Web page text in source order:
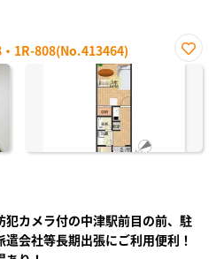
1R-808(No.413464)
お気
犯カメラ付の中津駅前目の前、駐
会社等長期出張にご利用便利！